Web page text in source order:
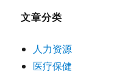
文章分类
人力资源
医疗保健